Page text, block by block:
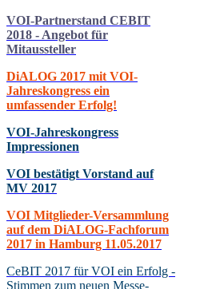
VOI-Partnerstand CEBIT
2018 - Angebot für
Mitaussteller
DiALOG 2017 mit VOI-
Jahreskongress ein
umfassender Erfolg!
VOI-Jahreskongress
Impressionen
VOI bestätigt Vorstand auf
MV 2017
VOI Mitglieder-Versammlung
auf dem DiALOG-Fachforum
2017 in Hamburg 11.05.2017
CeBIT 2017 für VOI ein Erfolg -
Stimmen zum neuen Messe-